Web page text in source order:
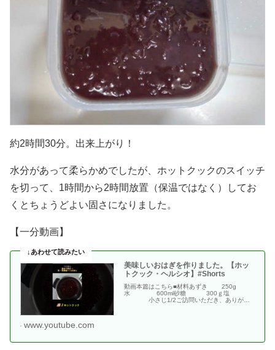
約2時間30分。出来上がり！
水分があって柔らかめでしたが、ホットクックのスイッチ
を切って、1時間から2時間放置（保温ではなく）してお
くとちょうどよい固さになりました。
【一分動画】
美味しいおはぎを作りました。【ホッ
トクック・ヘルシオ】#Shorts
動画本篇はこちら■材料あずき 250g
水 600ml砂糖 300ｇ塩
小さじ1/2ご訪問いただき、ありがと
www.youtube.com